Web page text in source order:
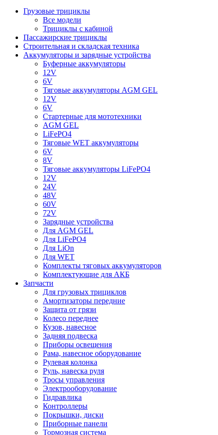
Грузовые трициклы
Все модели
Трициклы с кабиной
Пассажирские трициклы
Строительная и складская техника
Аккумуляторы и зарядные устройства
Буферные аккумуляторы
12V
6V
Тяговые аккумуляторы AGM GEL
12V
6V
Стартерные для мототехники
AGM GEL
LiFePO4
Тяговые WET аккумуляторы
6V
8V
Тяговые аккумуляторы LiFePO4
12V
24V
48V
60V
72V
Зарядные устройства
Для AGM GEL
Для LiFePO4
Для LiOn
Для WET
Комплекты тяговых аккумуляторов
Комплектующие для АКБ
Запчасти
Для грузовых трициклов
Амортизаторы передние
Защита от грязи
Колесо переднее
Кузов, навесное
Задняя подвеска
Приборы освещения
Рама, навесное оборудование
Рулевая колонка
Руль, навеска руля
Тросы управления
Электрооборудование
Гидравлика
Контроллеры
Покрышки, диски
Приборные панели
Тормозная система